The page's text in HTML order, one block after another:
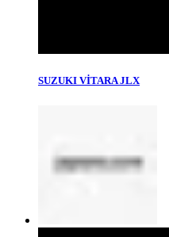
SUZUKI VİTARA JLX